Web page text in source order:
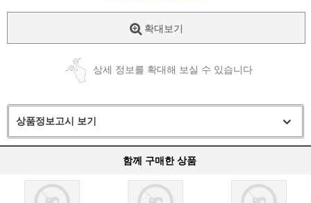
확대보기
상세 정보를 확대해 보실 수 있습니다
상품정보고시 보기
함께 구매한 상품